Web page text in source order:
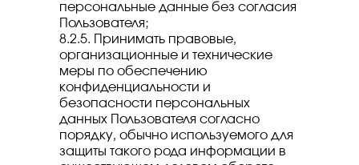
персональные данные без согласия
Пользователя;
8.2.5. Принимать правовые,
организационные и технические
меры по обеспечению
конфиденциальности и
безопасности персональных
данных Пользователя согласно
порядку, обычно используемого для
защиты такого рода информации в